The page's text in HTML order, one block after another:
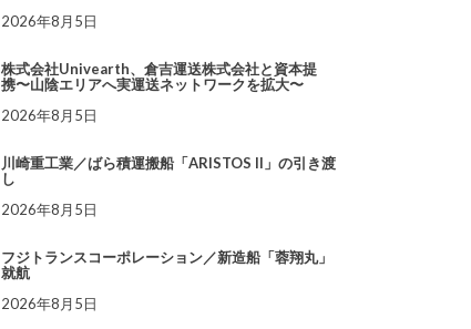
2026年8月5日
株式会社Univearth、倉吉運送株式会社と資本提
携〜山陰エリアへ実運送ネットワークを拡大〜
2026年8月5日
川崎重工業／ばら積運搬船「ARISTOS II」の引き渡
し
2026年8月5日
フジトランスコーポレーション／新造船「蓉翔丸」
就航
2026年8月5日